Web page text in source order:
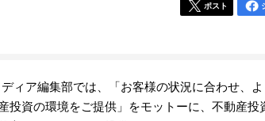
ポスト
ディア編集部では、「お客様の状況に合わせ、
投資の環境をご提供」をモットーに、不動産投